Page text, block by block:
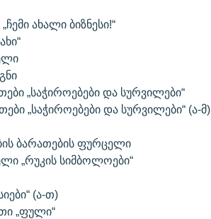
ახალი ბიზნესი!“
„საჭიროებები და სურვილები“
„საჭიროებები და სურვილები“ (ა-მ)
ბარათების ფურცელი
„რუკის სიმბოლოები“
(ა-თ)
„ფული“